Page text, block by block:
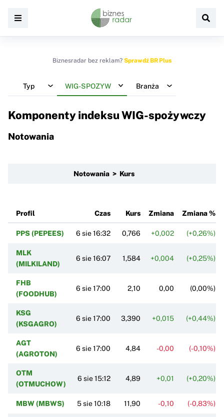
Biznesradar bez reklam? Sprawdź BR Plus
Typ WIG-SPOZYW Branża
Komponenty indeksuWIG-spożywczy
Notowania
Notowania > Kurs
Profil Czas Kurs Zmiana Zmiana %
PPS (PEPEES) 6 sie 16:32 0,766 +0,002 (+0,26%)
MLK
(MILKILAND)
6 sie 16:07 1,584 +0,004 (+0,25%)
FHB
(FOODHUB)
6 sie 17:00 2,10 0,00 (0,00%)
KSG
(KSGAGRO)
6 sie 17:00 3,390 +0,015 (+0,44%)
AGT
(AGROTON)
6 sie 17:00 4,84 -0,00 (-0,10%)
OTM
(OTMUCHOW)
6 sie 15:12 4,89 +0,01 (+0,20%)
MBW (MBWS) 5 sie 10:18 11,90 -0,10 (-0,83%)